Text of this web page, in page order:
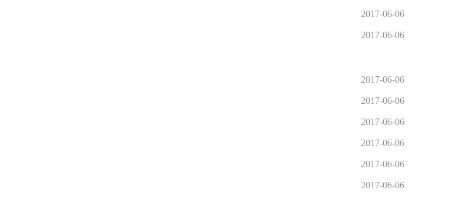
2017-06-06
2017-06-06
2017-06-06
2017-06-06
2017-06-06
2017-06-06
2017-06-06
2017-06-06